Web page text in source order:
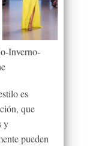
Inverno-
es
que
y
pueden